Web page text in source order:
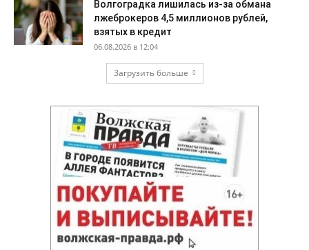
Волгоградка лишилась из-за обмана
лжеброкеров 4,5 миллионов рублей,
взятых в кредит
06.08.2026 в 12:04
Загрузить больше